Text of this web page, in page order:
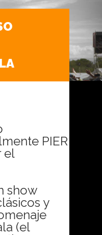
PIER
el
show
y
(el